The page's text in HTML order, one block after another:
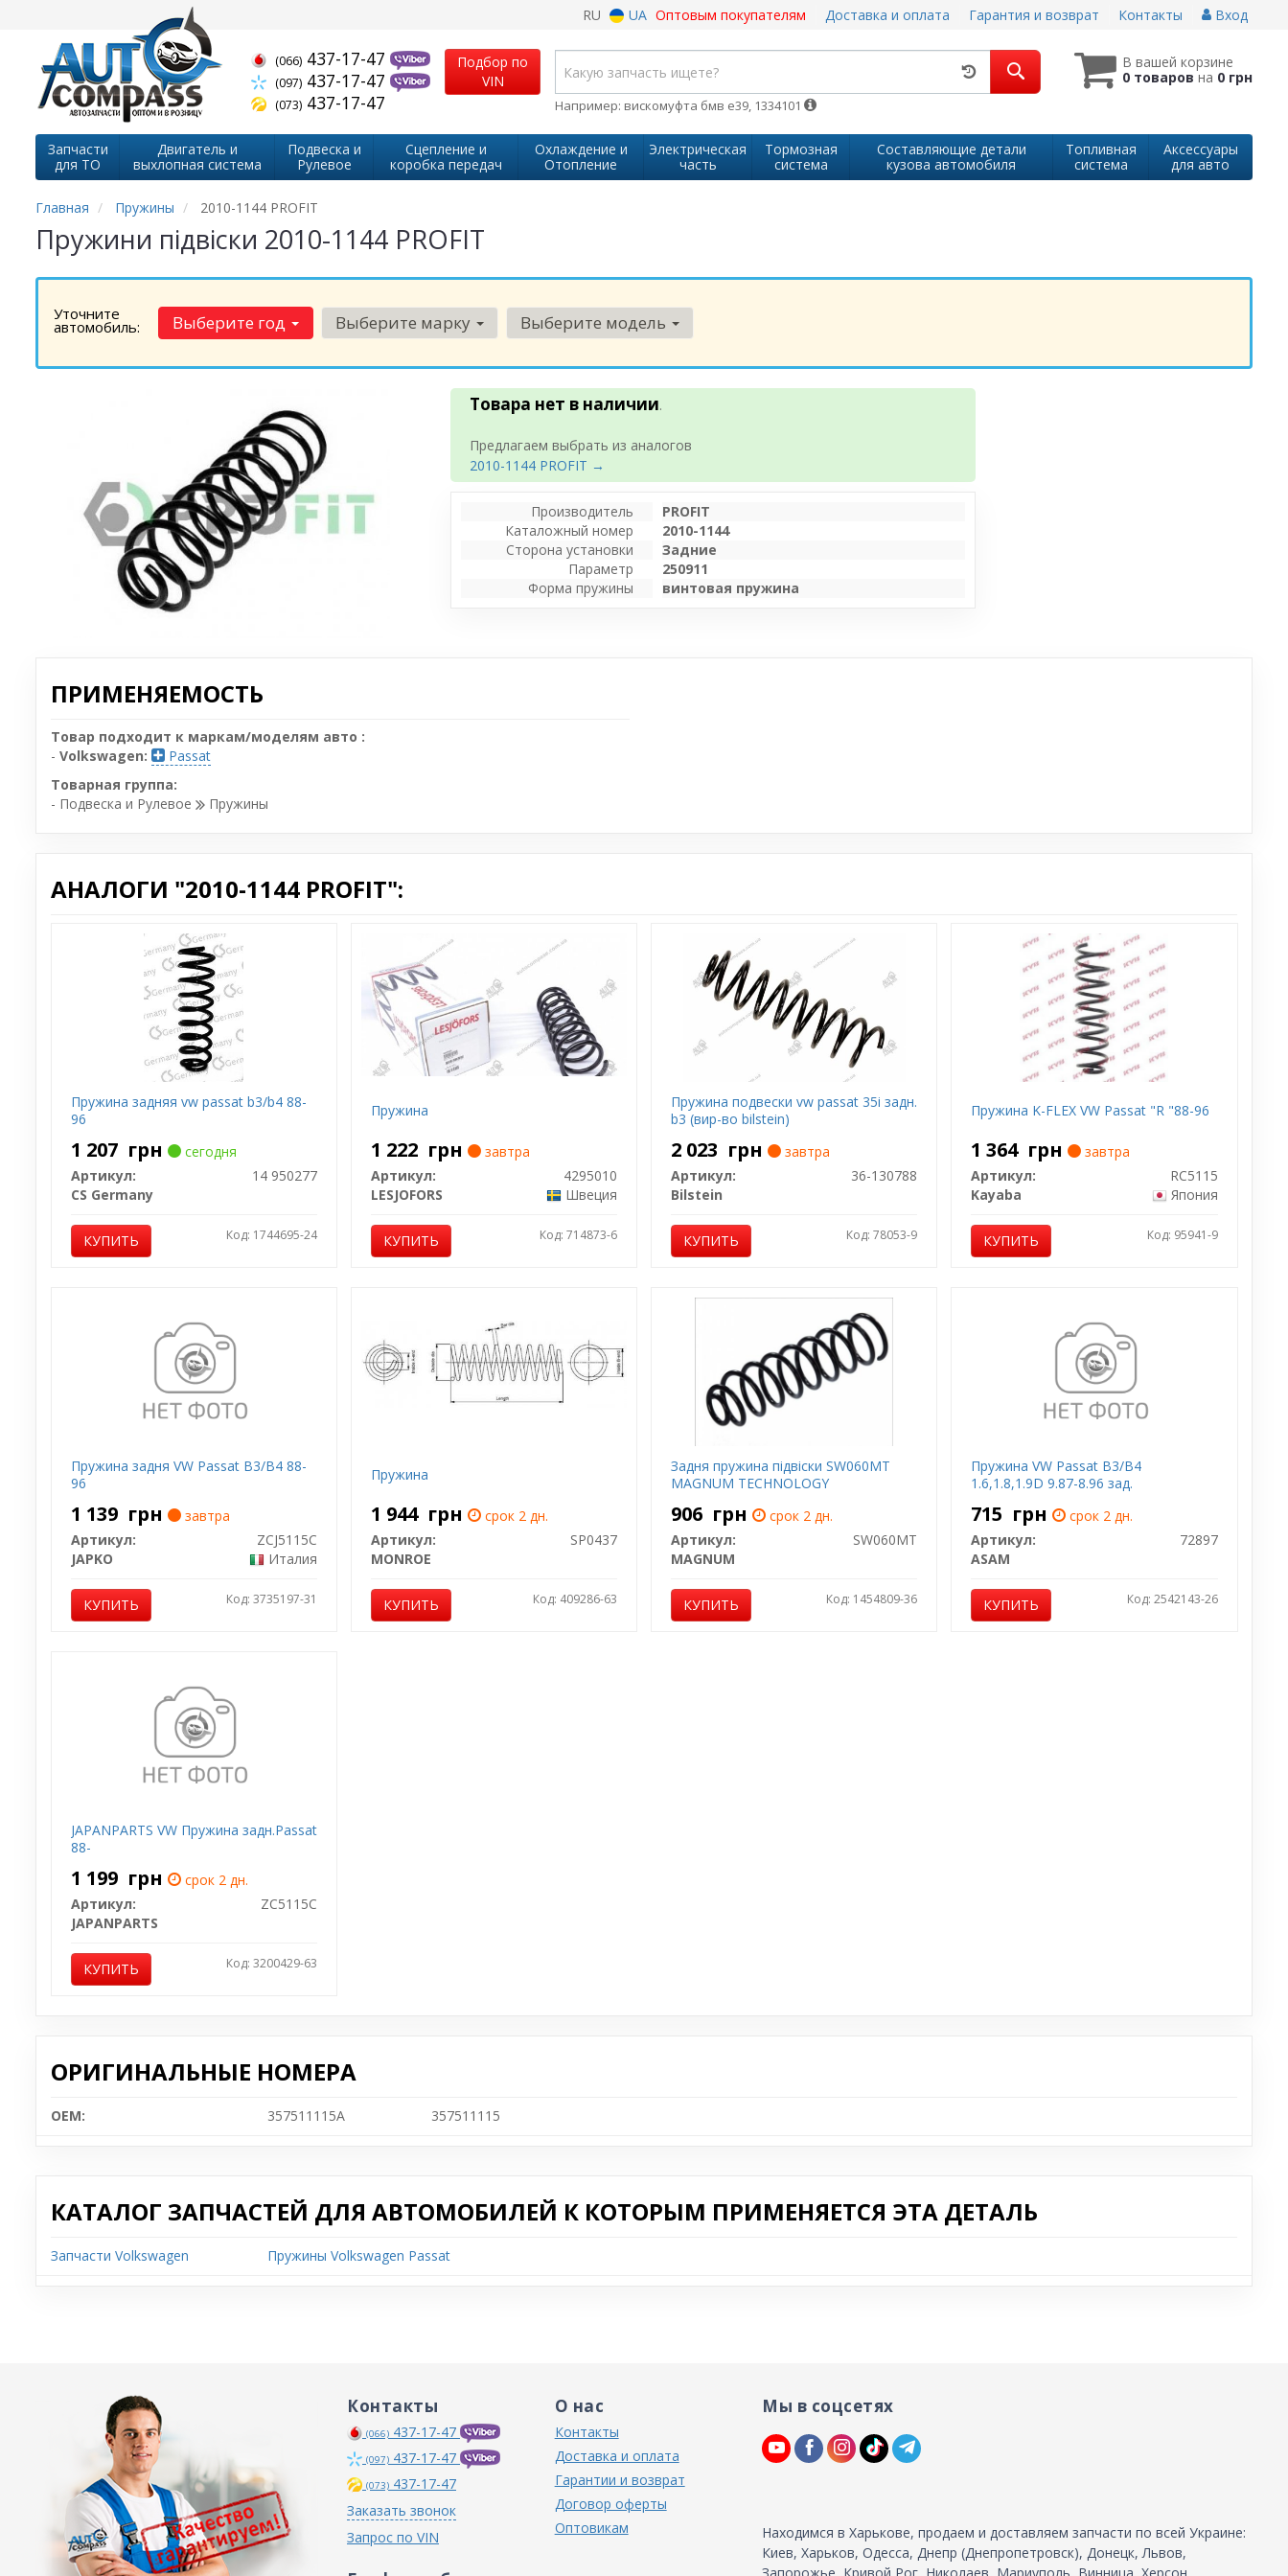
RU UA Оптовым покупателям Доставка и оплата Гарантия и возврат Контакты Вход
(066) 437-17-47
(097) 437-17-47
(073) 437-17-47
Подбор по
VIN
В вашей корзине
0 товаровна 0 грн
Например: вискомуфта бмв е39, 1334101
Запчасти
для ТО
Двигатель и
выхлопная система
Подвеска и
Рулевое
Сцепление и
коробка передач
Охлаждение и
Отопление
Электрическая
часть
Тормозная
система
Составляющие детали
кузова автомобиля
Топливная
система
Аксессуары
для авто
Главная Пружины 2010-1144 PROFIT
Пружини підвіски 2010-1144 PROFIT
Уточните
автомобиль: Выберите год Выберите марку Выберите модель
Товара нет в наличии.
Предлагаем выбрать из аналогов
2010-1144 PROFIT →
Производитель
PROFIT
Каталожный номер
2010-1144
Сторона установки
Задние
Параметр
250911
Форма пружины
винтовая пружина
ПРИМЕНЯЕМОСТЬ
Товар подходит к маркам/моделям авто :
- Volkswagen:
Passat
Товарная группа:
- Подвеска и Рулевое
Пружины
АНАЛОГИ "2010-1144 PROFIT":
Пружина задняя vw passat b3/b4 88-
96
1 207 грн
сегодня
Артикул:
14 950277
CS Germany
КУПИТЬ Код: 1744695-24
Пружина
1 222 грн
завтра
Артикул:
4295010
LESJOFORS
Швеция
КУПИТЬ Код: 714873-6
Пружина подвески vw passat 35i задн.
b3 (вир-во bilstein)
2 023 грн
завтра
Артикул:
36-130788
Bilstein
КУПИТЬ Код: 78053-9
Пружина K-FLEX VW Passat "R "88-96
1 364 грн
завтра
Артикул:
RC5115
Kayaba
Япония
КУПИТЬ Код: 95941-9
Пружина задня VW Passat B3/B4 88-
96
1 139 грн
завтра
Артикул:
ZCJ5115C
JAPKO
Италия
КУПИТЬ Код: 3735197-31
Пружина
1 944 грн
срок 2 дн.
Артикул:
SP0437
MONROE
КУПИТЬ Код: 409286-63
Задня пружина підвіски SW060MT
MAGNUM TECHNOLOGY
906 грн
срок 2 дн.
Артикул:
SW060MT
MAGNUM
КУПИТЬ Код: 1454809-36
Пружина VW Passat B3/B4
1.6,1.8,1.9D 9.87-8.96 зад.
715 грн
срок 2 дн.
Артикул:
72897
ASAM
КУПИТЬ Код: 2542143-26
JAPANPARTS VW Пружина задн.Passat
88-
1 199 грн
срок 2 дн.
Артикул:
ZC5115C
JAPANPARTS
КУПИТЬ Код: 3200429-63
ОРИГИНАЛЬНЫЕ НОМЕРА
OEM: 357511115A 357511115
КАТАЛОГ ЗАПЧАСТЕЙ ДЛЯ АВТОМОБИЛЕЙ К КОТОРЫМ ПРИМЕНЯЕТСЯ ЭТА ДЕТАЛЬ
Запчасти Volkswagen Пружины Volkswagen Passat
Контакты
(066) 437-17-47
(097) 437-17-47
(073) 437-17-47
Заказать звонок
Запрос по VIN
О нас
Контакты
Доставка и оплата
Гарантии и возврат
Договор оферты
Оптовикам
Мы в соцсетях
Находимся в Харькове, продаем и доставляем запчасти по всей Украине:
Киев, Харьков, Одесса, Днепр (Днепропетровск), Донецк, Львов,